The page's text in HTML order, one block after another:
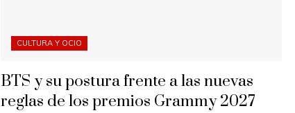
CULTURA Y OCIO
BTS y su postura frente a las nuevas
reglas de los premios Grammy 2027